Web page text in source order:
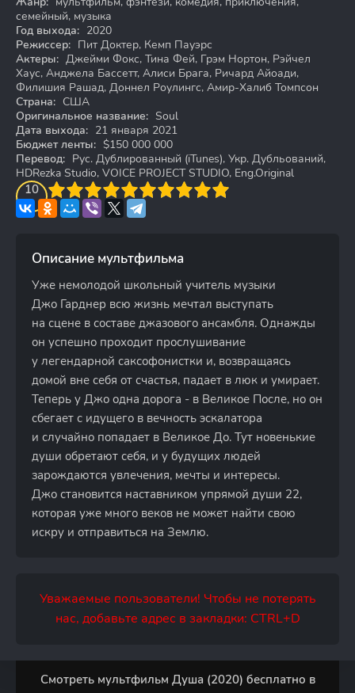
семейный, музыка
Год выхода: 2020
Режиссер: Пит Доктер, Кемп Пауэрс
Актеры: Джейми Фокс, Тина Фей, Грэм Нортон, Рэйчел
Хаус, Анджела Бассетт, Алиси Брага, Ричард Айоади,
Филишия Рашад, Доннел Роулингс, Амир-Халиб Томпсон
Страна: США
Оригинальное название: Soul
Дата выхода: 21 января 2021
Бюджет ленты: $150 000 000
Перевод: Рус. Дублированный (iTunes), Укр. Дубльований,
HDRezka Studio, VOICE PROJECT STUDIO, Eng.Original
10
4 5 6 7 8 9 10
Описание мультфильма
Уже немолодой школьный учитель музыки
Джо Гарднер всю жизнь мечтал выступать
на сцене в составе джазового ансамбля. Однажды
он успешно проходит прослушивание
у легендарной саксофонистки и, возвращаясь
домой вне себя от счастья, падает в люк и умирает.
Теперь у Джо одна дорога - в Великое После, но он
сбегает с идущего в вечность эскалатора
и случайно попадает в Великое До. Тут новенькие
души обретают себя, и у будущих людей
зарождаются увлечения, мечты и интересы.
Джо становится наставником упрямой души 22,
которая уже много веков не может найти свою
искру и отправиться на Землю.
Уважаемые пользователи! Чтобы не потерять
нас, добавьте адрес в закладки: CTRL+D
Смотреть мультфильм Душа (2020) бесплатно в